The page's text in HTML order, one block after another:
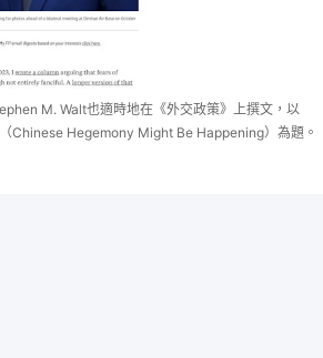
M. Walt也適時地在《外交政策》上撰文，以
Chinese Hegemony Might Be Happening）為題。